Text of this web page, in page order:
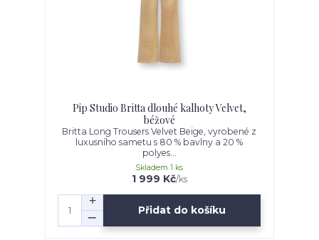
Pip Studio Britta dlouhé kalhoty Velvet,
béžové
Britta Long Trousers Velvet Beige, vyrobené z
luxusního sametu s 80 % bavlny a 20 %
polyes...
1 999 Kč/ks
Skladem 1 ks
Přidat do košíku